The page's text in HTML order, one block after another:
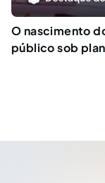
O nascimento
público sob